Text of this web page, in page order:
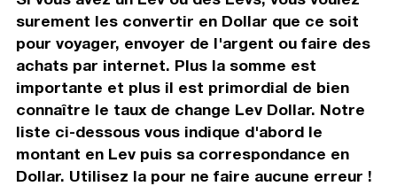
surement les convertir en Dollar que ce soit
pour voyager, envoyer de l'argent ou faire des
achats par internet. Plus la somme est
importante et plus il est primordial de bien
connaître le taux de change Lev Dollar. Notre
liste ci-dessous vous indique d'abord le
montant en Lev puis sa correspondance en
Dollar. Utilisez la pour ne faire aucune erreur !